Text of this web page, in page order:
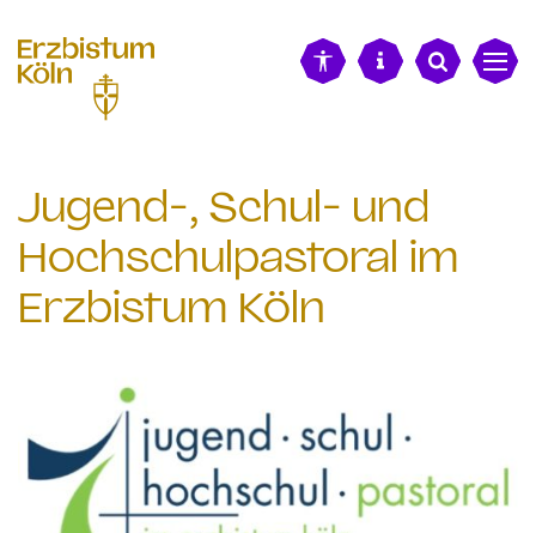
Jugend-, Schul- und
Hochschulpastoral im
Erzbistum Köln